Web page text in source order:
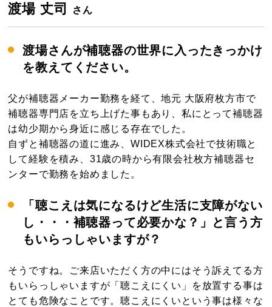
渡場 丈司 さん
渡場さんが補聴器の世界に入ったきっかけ
を教えてください。
父が補聴器メーカー勤務を経て、地元 大阪府枚方市で
補聴器専門店を立ち上げた事もあり、私にとって補聴器
は幼少期から身近に感じる存在でした。
自ずと補聴器の道に進み、WIDEX株式会社で技術職と
して経験を積み、31歳の時から有限会社枚方補聴器セ
ンターで勤務を始めました。
「聴こえは気になるけど生活に支障がない
し・・・補聴器って必要かな？」と言う方
もいらっしゃいますが？
そうですね。ご来店いただく方の中にはそう訴えてる方
もいらっしゃいますが「聴こえにくい」を放置する事は
とても危険なことです。聴こえにくいという事は様々な